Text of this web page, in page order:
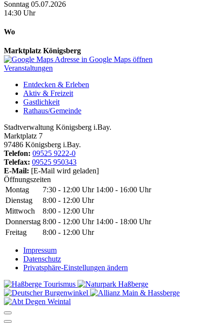
Sonntag 05.07.2026
14:30 Uhr
Wo
Marktplatz Königsberg
Adresse in Google Maps öffnen
Veranstaltungen
Entdecken & Erleben
Aktiv & Freizeit
Gastlichkeit
Rathaus/Gemeinde
Stadtverwaltung Königsberg i.Bay.
Marktplatz 7
97486 Königsberg i.Bay.
Telefon: 09525 9222-0
Telefax: 09525 950343
E-Mail: [E-Mail wird geladen]
Öffnungszeiten
Montag
7:30 - 12:00 Uhr 14:00 - 16:00 Uhr
Dienstag
8:00 - 12:00 Uhr
Mittwoch
8:00 - 12:00 Uhr
Donnerstag 8:00 - 12:00 Uhr 14:00 - 18:00 Uhr
Freitag
8:00 - 12:00 Uhr
Impressum
Datenschutz
Privatsphäre-Einstellungen ändern